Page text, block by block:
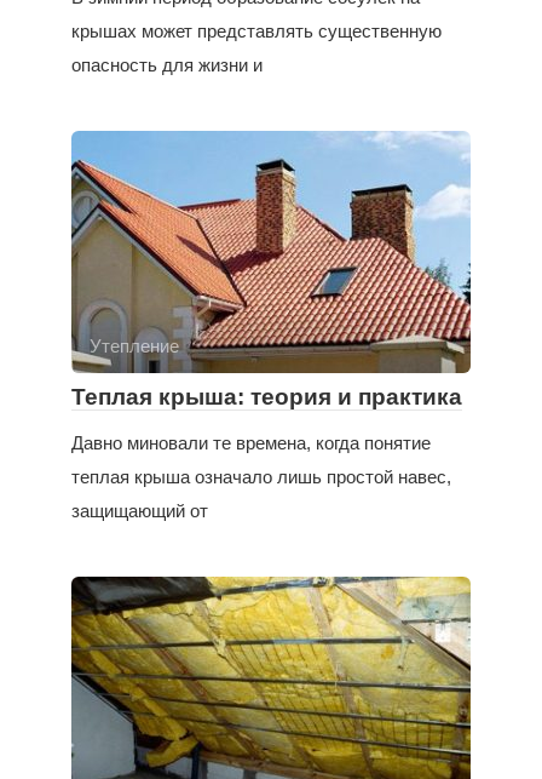
крышах может представлять существенную
опасность для жизни и
Утепление
Теплая крыша: теория и практика
Давно миновали те времена, когда понятие
теплая крыша означало лишь простой навес,
защищающий от